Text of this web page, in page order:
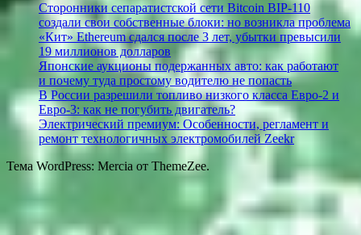
Сторонники сепаратистской сети Bitcoin BIP-110
создали свои собственные блоки: но возникла проблема
«Кит» Ethereum сдался после 3 лет, убытки превысили
19 миллионов долларов
Японские аукционы подержанных авто: как работают
и почему туда простому водителю не попасть
В России разрешили топливо низкого класса Евро-2 и
Евро-3: как не погубить двигатель?
Электрический премиум: Особенности, регламент и
ремонт технологичных электромобилей Zeekr
Тема WordPress: Mercia от ThemeZee.